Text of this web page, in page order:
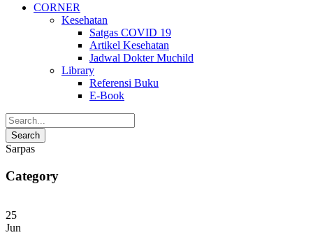
CORNER
Kesehatan
Satgas COVID 19
Artikel Kesehatan
Jadwal Dokter Muchild
Library
Referensi Buku
E-Book
Sarpas
Category
25
Jun